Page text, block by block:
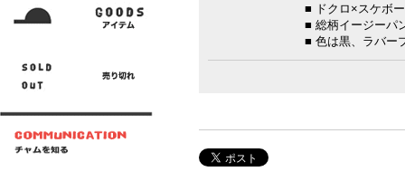
■ ドクロ×スケボ
■ 総柄イージーパ
■ 色は黒、ラバー